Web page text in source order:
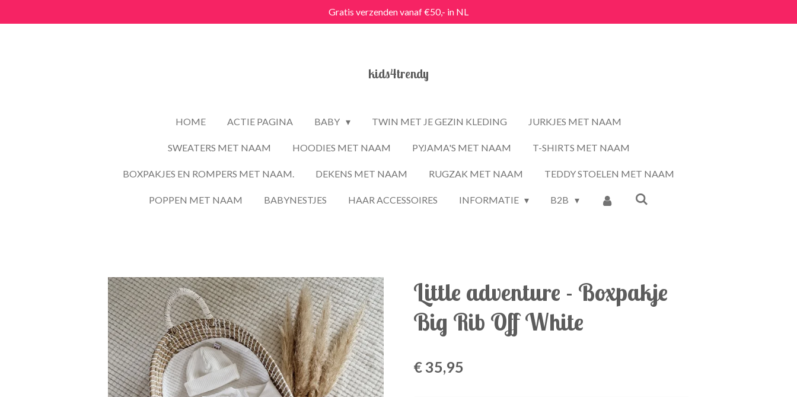
direct
Gratis verzenden vanaf €50,- in NL
kids4trendy
HOME ACTIE PAGINA BABY TWIN MET JE GEZIN KLEDING JURKJES MET NAAM
SWEATERS MET NAAM HOODIES MET NAAM PYJAMA'S MET NAAM T-SHIRTS MET NAAM
BOXPAKJES EN ROMPERS MET NAAM. DEKENS MET NAAM RUGZAK MET NAAM TEDDY STOELEN MET NAAM
POPPEN MET NAAM BABYNESTJES HAAR ACCESSOIRES INFORMATIE B2B
Little adventure - Boxpakje
Big Rib Off White
€ 35,95